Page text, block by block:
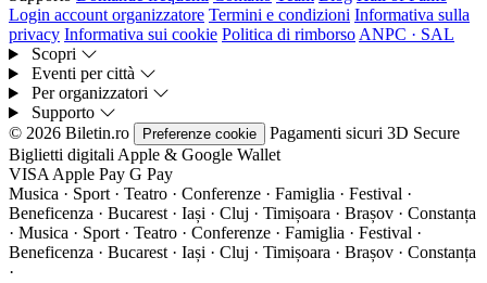
Login account organizzatore Termini e condizioni Informativa sulla
privacy Informativa sui cookie Politica di rimborso ANPC · SAL
Scopri
Eventi per città
Per organizzatori
Supporto
© 2026 Biletin.ro
Preferenze cookie Pagamenti sicuri 3D Secure
Biglietti digitali Apple & Google Wallet
VISA Apple Pay G Pay
Musica · Sport · Teatro · Conferenze · Famiglia · Festival ·
Beneficenza · Bucarest · Iași · Cluj · Timișoara · Brașov · Constanța
· Musica · Sport · Teatro · Conferenze · Famiglia · Festival ·
Beneficenza · Bucarest · Iași · Cluj · Timișoara · Brașov · Constanța
·